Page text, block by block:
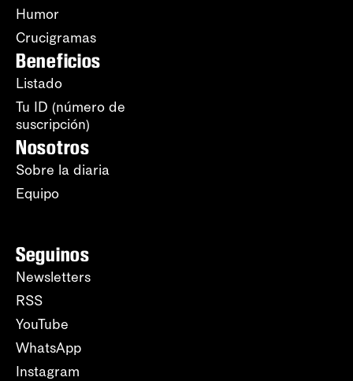
Humor
Crucigramas
Beneficios
Listado
Tu ID (número de
suscripción)
Nosotros
Sobre la diaria
Equipo
Seguinos
Newsletters
RSS
YouTube
WhatsApp
Instagram